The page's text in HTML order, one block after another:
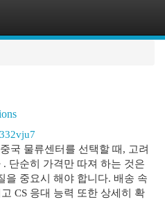
국 물류센터를 선택할 때, 고려
단순히 가격만 따져 하는 것은
을 중요시 해야 합니다. 배송 속
CS 응대 능력 또한 상세히 확